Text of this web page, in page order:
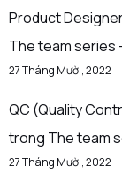
Product
The team series
27 Tháng Mười, 2022
QC (Quality
trong The team
27 Tháng Mười, 2022